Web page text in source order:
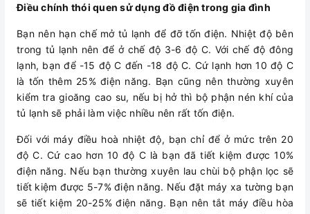
Điều chính thói quen sử dụng đồ điện trong gia đình
Bạn nên hạn chế mở tủ lạnh để đỡ tốn điện. Nhiệt độ bên
trong tủ lạnh nên để ở chế độ 3-6 độ C. Với chế độ đông
lạnh, bạn để -15 độ C đến -18 độ C. Cứ lạnh hơn 10 độ C
là tốn thêm 25% điện năng. Bạn cũng nên thường xuyên
kiểm tra gioăng cao su, nếu bị hở thì bộ phận nén khí của
tủ lạnh sẽ phải làm việc nhiều nên rất tốn điện.
Đối với máy điều hoà nhiệt độ, bạn chỉ để ở mức trên 20
độ C. Cứ cao hơn 10 độ C là bạn đã tiết kiệm được 10%
điện năng. Nếu bạn thường xuyên lau chùi bộ phận lọc sẽ
tiết kiệm được 5-7% điện năng. Nếu đặt máy xa tường bạn
sẽ tiết kiệm 20-25% điện năng. Bạn nên tắt máy điều hòa